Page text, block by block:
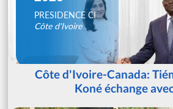
PRESIDENCE CI
Côte d'Ivoire
Côte d'Ivoire-Canada:
Koné échange